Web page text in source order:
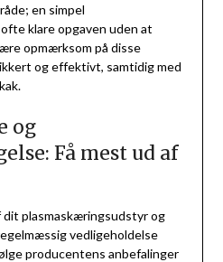
en simpel
klare opgaven uden at
opmærksom på disse
og effektivt, samtidig med
og
Få mest ud af
dit plasmaskæringsudstyr og
vedligeholdelse
producentens anbefalinger